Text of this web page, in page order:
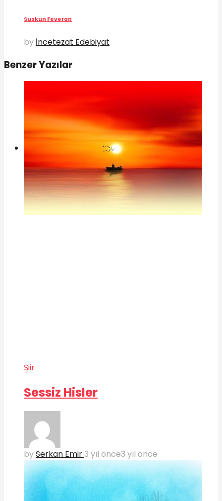
Suskun Feveran
by İncetezat Edebiyat
Benzer Yazılar
Şiir
Sessiz Hisler
bySerkan Emir3 yıl önce3 yıl önce